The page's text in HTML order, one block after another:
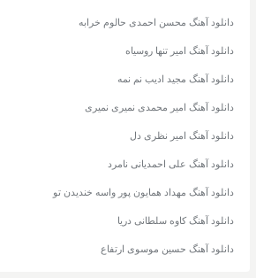
دانلود آهنگ محسن احمدی حالوم خرابه
دانلود آهنگ امیر تنها روسیاه
دانلود آهنگ مجید ادیب نم نمه
دانلود آهنگ امیر محمدی نمیری نمیری
دانلود آهنگ امیر نظری دل
دانلود آهنگ علی احمدیانی نامرد
دانلود آهنگ مهداد همایون پور واسه خندیدن تو
دانلود آهنگ کاوه سلطانی دریا
دانلود آهنگ حسین موسوی ارتفاع